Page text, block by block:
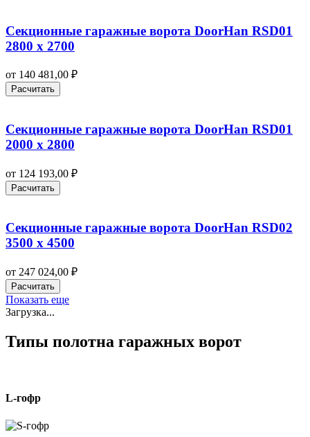
Секционные гаражные ворота DoorHan RSD01
2800 х 2700
от 140 481,00 ₽
Расчитать
Секционные гаражные ворота DoorHan RSD01
2000 х 2800
от 124 193,00 ₽
Расчитать
Секционные гаражные ворота DoorHan RSD02
3500 х 4500
от 247 024,00 ₽
Расчитать
Показать еще
Загрузка...
Типы полотна гаражных ворот
L-гофр